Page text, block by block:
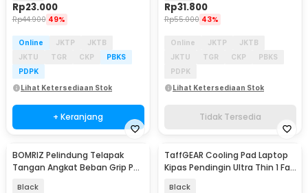
Rp23.000
Rp44.900 49%
Online JKTP
JKTB
JKTU
TGR CKP
PBKS
PDPK
Lihat Ketersediaan Stok
+ Keranjang
Rp31.800
Rp55.000 43%
Online JKTP
JKTB
JKTU
TGR CKP
PBKS
PDPK
Lihat Ketersediaan Stok
Tidak Tersedia
Akan Datang
BOMRIZ Pelindung Telapak
Tangan Angkat Beban Grip Pad
Black
TaffGEAR Cooling Pad Laptop
Kipas Pendingin Ultra Thin 1 Fan
Black